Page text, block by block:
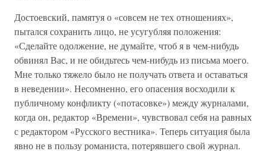
Достоевский, памятуя о «совсем не тех отношениях»,
пытался сохранить лицо, не усугубляя положения:
«Сделайте одолжение, не думайте, чтоб я в чем-нибудь
обвинял Вас, и не обидьтесь чем-нибудь из письма моего.
Мне только тяжело было не получать ответа и оставаться
в неведении». Несомненно, его опасения восходили к
публичному конфликту («потасовке») между журналами,
когда он, редактор «Времени», чувствовал себя на равных
с редактором «Русского вестника». Теперь ситуация была
явно не в пользу романиста, потерявшего свой журнал.